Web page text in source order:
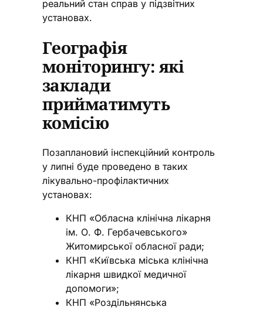
реальний стан справ у підзвітних
установах.
Географія
моніторингу: які
заклади
прийматимуть
комісію
Позаплановий інспекційний контроль
у липні буде проведено в таких
лікувально-профілактичних
установах:
КНП «Обласна клінічна лікарня
ім. О. Ф. Гербачевського»
Житомирської обласної ради;
КНП «Київська міська клінічна
лікарня швидкої медичної
допомоги»;
КНП «Роздільнянська